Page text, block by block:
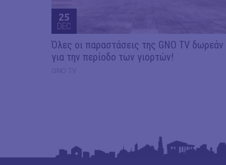
25
DEC
Όλες οι παραστάσεις της GNO TV δωρεάν
για την περίοδο των γιορτών!